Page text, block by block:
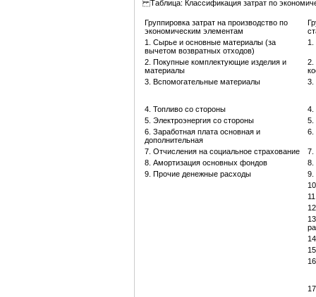
Таблица: Классификация затрат по
Группировка затрат на производство по
экономическим элементам
1. Сырье и основные материалы (за
вычетом возвратных отходов)
2. Покупные комплектующие изделия и
материалы
2.
3. Вспомогательные материалы
3.
4. Топливо со стороны
4.
5. Электроэнергия со стороны
5.
6. Заработная плата основная и
дополнительная
6.
7. Отчисления на социальное страхование
7.
8. Амортизация основных фондов
8.
9. Прочие денежные расходы
9.